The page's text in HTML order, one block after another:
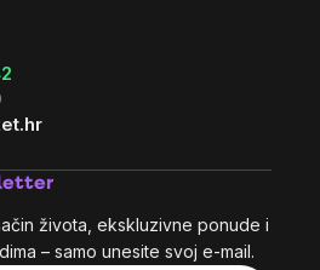
života, ekskluzivne ponude i
– samo unesite svoj e-mail.